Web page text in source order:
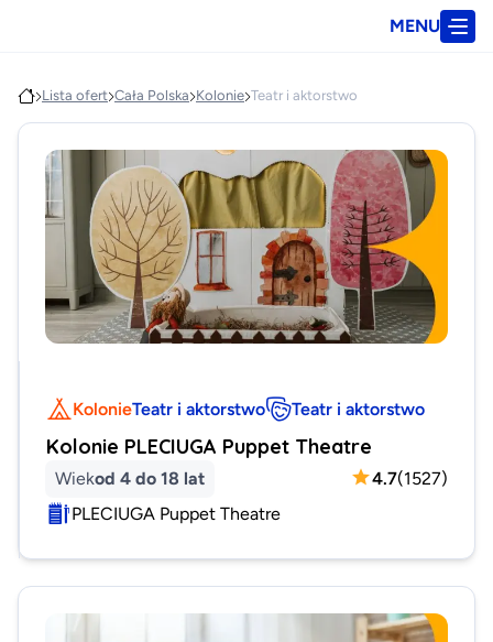
MENU
Lista ofert Cała Polska Kolonie Teatr i aktorstwo
KolonieTeatr i aktorstwo Teatr i aktorstwo
Kolonie PLECIUGA Puppet Theatre
Wiekod 4 do 18 lat 4.7(1527)
PLECIUGA Puppet Theatre